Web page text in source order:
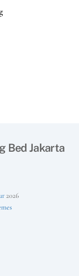
Bed Jakarta
2026